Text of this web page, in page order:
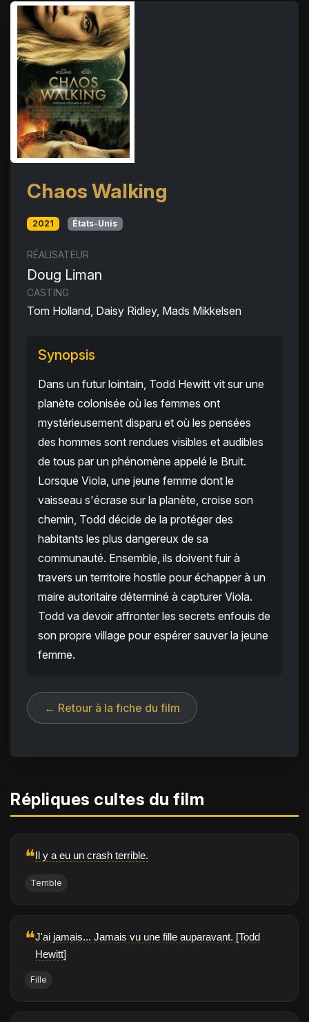
Chaos Walking
2021 États-Unis
RÉALISATEUR
Doug Liman
CASTING
Tom Holland, Daisy Ridley, Mads Mikkelsen
Synopsis
Dans un futur lointain, Todd Hewitt vit sur une
planète colonisée où les femmes ont
mystérieusement disparu et où les pensées
des hommes sont rendues visibles et audibles
de tous par un phénomène appelé le Bruit.
Lorsque Viola, une jeune femme dont le
vaisseau s'écrase sur la planète, croise son
chemin, Todd décide de la protéger des
habitants les plus dangereux de sa
communauté. Ensemble, ils doivent fuir à
travers un territoire hostile pour échapper à un
maire autoritaire déterminé à capturer Viola.
Todd va devoir affronter les secrets enfouis de
son propre village pour espérer sauver la jeune
femme.
← Retour à la fiche du film
Répliques cultes du film
❝Il y a eu un crash terrible.
Terrible
❝J'ai jamais... Jamais vu une fille auparavant. [Todd
Hewitt]
Fille